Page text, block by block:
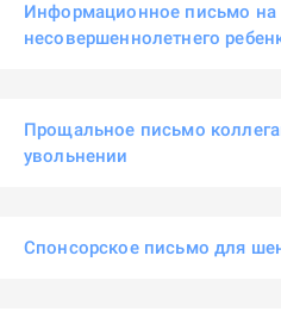
Информационное письмо
несовершеннолетнего
Прощальное письмо
увольнении
Спонсорское письмо для